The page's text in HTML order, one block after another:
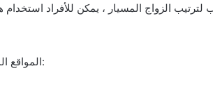
لترتيب الزواج المسيار ، يمكن للأفراد
المواقع المتخصصة في الزواج المسيار تقدم العديد من المزايا والفوائد: